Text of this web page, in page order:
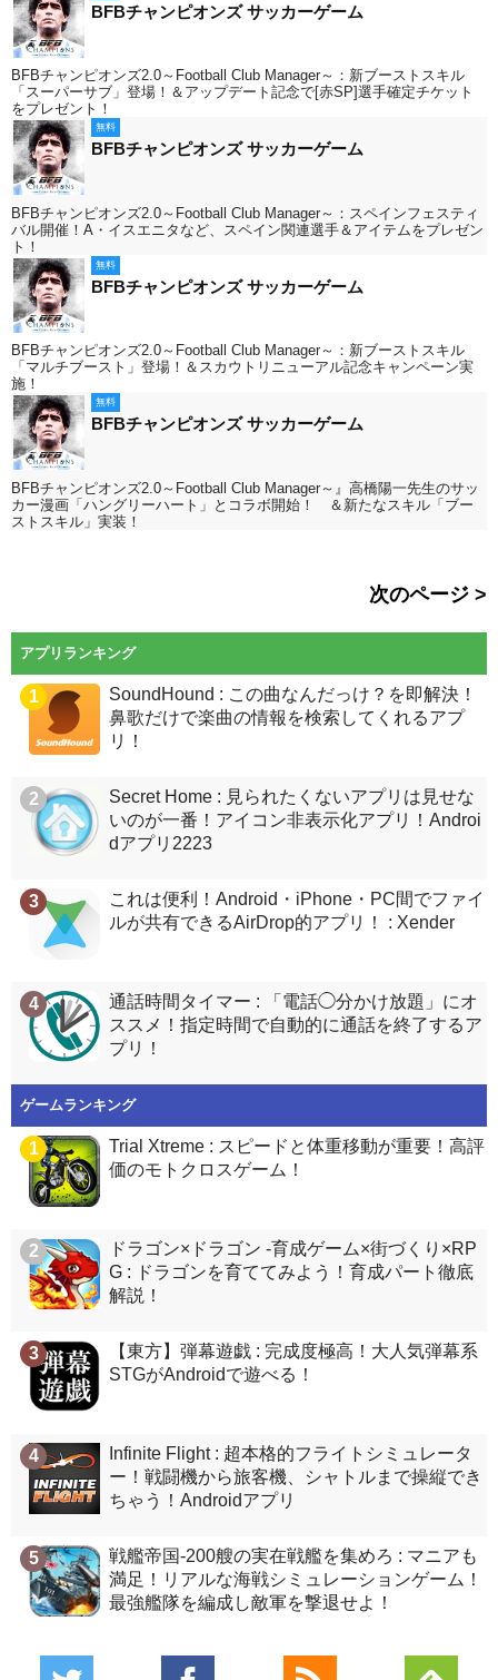
BFBチャンピオンズ サッカーゲーム
BFBチャンピオンズ2.0～Football Club Manager～：新ブーストスキル
「スーパーサブ」登場！＆アップデート記念で[赤SP]選手確定チケット
をプレゼント！
無料
BFBチャンピオンズ サッカーゲーム
BFBチャンピオンズ2.0～Football Club Manager～：スペインフェスティ
バル開催！A・イスエニタなど、スペイン関連選手＆アイテムをプレゼン
ト！
無料
BFBチャンピオンズ サッカーゲーム
BFBチャンピオンズ2.0～Football Club Manager～：新ブーストスキル
「マルチブースト」登場！＆スカウトリニューアル記念キャンペーン実
施！
無料
BFBチャンピオンズ サッカーゲーム
BFBチャンピオンズ2.0～Football Club Manager～』高橋陽一先生のサッ
カー漫画「ハングリーハート」とコラボ開始！ ＆新たなスキル「ブー
ストスキル」実装！
次のページ >
アプリランキング
1
SoundHound : この曲なんだっけ？を即解決！
鼻歌だけで楽曲の情報を検索してくれるアプ
リ！
2
Secret Home : 見られたくないアプリは見せな
いのが一番！アイコン非表示化アプリ！Androi
dアプリ2223
3
これは便利！Android・iPhone・PC間でファイ
ルが共有できるAirDrop的アプリ！ : Xender
4
通話時間タイマー : 「電話◯分かけ放題」にオ
ススメ！指定時間で自動的に通話を終了するア
プリ！
ゲームランキング
1
Trial Xtreme : スピードと体重移動が重要！高評
価のモトクロスゲーム！
2
ドラゴン×ドラゴン -育成ゲーム×街づくり×RP
G : ドラゴンを育ててみよう！育成パート徹底
解説！
3
【東方】弾幕遊戯 : 完成度極高！大人気弾幕系
STGがAndroidで遊べる！
4
Infinite Flight : 超本格的フライトシミュレータ
ー！戦闘機から旅客機、シャトルまで操縦でき
ちゃう！Androidアプリ
5
戦艦帝国-200艘の実在戦艦を集めろ : マニアも
満足！リアルな海戦シミュレーションゲーム！
最強艦隊を編成し敵軍を撃退せよ！